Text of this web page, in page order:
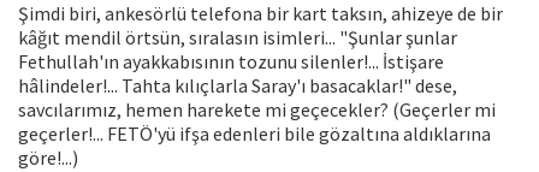
Şimdi biri, ankesörlü telefona bir kart taksın, ahizeye de bir
kâğıt mendil örtsün, sıralasın isimleri... "Şunlar şunlar
Fethullah'ın ayakkabısının tozunu silenler!... İstişare
hâlindeler!... Tahta kılıçlarla Saray'ı basacaklar!" dese,
savcılarımız, hemen harekete mi geçecekler? (Geçerler mi
geçerler!... FETÖ'yü ifşa edenleri bile gözaltına aldıklarına
göre!...)